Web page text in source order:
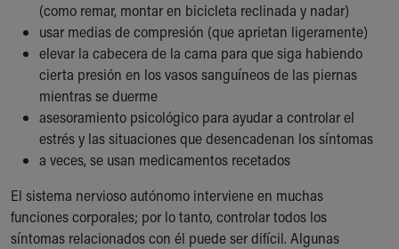
(como remar, montar en bicicleta reclinada y nadar)
usar medias de compresión (que aprietan ligeramente)
elevar la cabecera de la cama para que siga habiendo
cierta presión en los vasos sanguíneos de las piernas
mientras se duerme
asesoramiento psicológico para ayudar a controlar el
estrés y las situaciones que desencadenan los síntomas
a veces, se usan medicamentos recetados
El sistema nervioso autónomo interviene en muchas
funciones corporales; por lo tanto, controlar todos los
síntomas relacionados con él puede ser difícil. Algunas